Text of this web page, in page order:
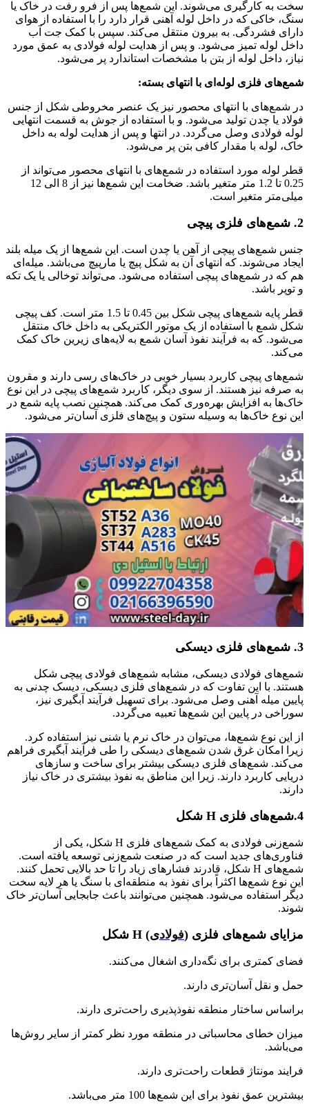
سخت به کارگیری می‌شوند. این شمع‌ها پس از فرو رفت در خاک یا
سنگ، خاکی که در داخل لوله آهنی قرار دارد را با استفاده از هوای
دارای فشردگی. به بیرون منتقل می‌کند. سپس با کمک جت آب
داخل لوله تمیز می‌شود. و پس از هدایت لوله فولادی به عمق مورد
نیاز، داخل لوله از بتن با مشخصات استاندارد پر می‌شود.
شمع‌های فلزی لوله‌ای با انتهای بسته:
در شمع‌های با انتهای محصور نیز یک عنصر مخروطی شکل از جنس
فولاد یا چدن تولید می‌شود. و با استفاده از جوش به قسمت انتهایی
لوله فولادی وصل می‌گردد. در انتها و پس از هدایت لوله به داخل
خاک، لوله با مقدار کافی بتن پر می‌شود.
قطر لوله مورد استفاده در شمع‌های با انتهای محصور می‌تواند از
0.25 تا 1.2 متر متغیر باشد. ضخامت این شمع‌ها نیز از 8 الی 12
میلی‌متر متغیر است.
2. شمع‌های فلزی پیچی
جنس شمع‌های پیچی از آهن یا چدن است. این شمع‌ها از یک میله بلند
ایجاد می‌شوند. که انتهای آن به شکل پیچ یا مارپیچ می‌باشد. میله‌ای
هم که در شمع‌های پیچی استفاده می‌شود. می‌تواند توخالی یا یک تکه
و توپر باشد.
قطر پایه شمع‌های پیچی شکل بین 0.45 تا 1.5 متر است. کف پیچی
شکل شمع با استفاده از یک موتور الکتریکی به داخل خاک منتقل
می‌شود. که به فرآیند نفوذ آسان شمع به لایه‌های زیرین خاک کمک
می‌کند.
شمع‌های پیچی کاربرد بسیار خوبی در خاک‌های رسی دارند و مقرون
به صرفه نیز هستند. از سوی دیگر، کاربرد شمع‌های پیچی در این نوع
خاک‌ها به افزایش بهره‌وری کمک می‌کند. همچنین نصب پایه شمع در
این نوع خاک‌ها به وسیله ستون و پیچ‌های فلزی آسان‌تر می‌شود.
3. شمع‌های فلزی دیسکی
شمع‌های فولادی دیسکی، مشابه شمع‌های فولادی پیچی شکل
هستند. با این تفاوت که در شمع‌های فلزی دیسکی، دیسک چدنی به
پایین میله آهنی وصل می‌شود. برای تسهیل فرآیند آبگیری نیز،
سوراخی در پایین این شمع‌ها تعبیه می‌گردد.
از این نوع شمع‌ها، می‌توان در خاک نرم یا شنی نیز استفاده کرد.
زیرا امکان غرق شدن شمع‌های دیسکی را طی فرآیند آبگیری فراهم
می‌کند. شمع‌های فلزی دیسکی بیشتر برای ساخت و سازهای
دریایی کاربرد دارند. زیرا این مناطق به نفوذ بیشتری در خاک نیاز
دارند.
4.شمع‌های فلزی H شکل
شمع‌زنی فولادی به کمک شمع‌های فلزی H شکل، یکی از
فناوری‌های جدید است که در صنعت شمع‌زنی توسعه یافته است.
شمع‌های H شکل، قادرند فشارهای زیاد را تا حد بالایی تحمل کنند.
این نوع شمع‌ها اکثراً برای نفوذ به منطقه‌ای با سنگ یا هر لایه سخت
دیگر استفاده می‌شود. همچنین می‌توانند باعث جابجایی آسان‌تر خاک
شوند.
مزایای شمع‌های فلزی (فولادی) H شکل
فضای کمتری برای نگه‌داری اشغال می‌کنند.
حمل و نقل آسان‌تری دارند.
براساس ساختار منطقه نفوذ‌پذیری راحت‌تری دارند.
میزان خطای محاسباتی در منطقه مورد نظر کمتر از سایر روش‌ها
می‌باشد.
فرایند مونتاژ قطعات راحت‌تری دارند.
بیشترین عمق نفوذ برای این شمع‌ها 100 متر می‌باشد.